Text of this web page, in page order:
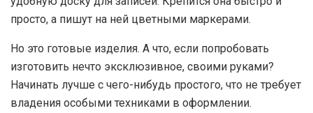
просто, а пишут на ней цветными маркерами.
Но это готовые изделия. А что, если попробовать
изготовить нечто эксклюзивное, своими руками?
Начинать лучше с чего-нибудь простого, что не требует
владения особыми техниками в оформлении.